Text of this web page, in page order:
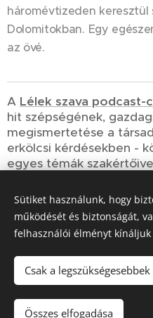
háromévtizeden
Dolomitokban. Egy
az övé.
A Lélek szava podcast-
hit szépségének,
megismertetése a
erkölcsi kérdésekben -
egyes témák
Share
© 2023-2026
| Minden
Sütiket használunk, hogy
működését és biztonságát,
felhasználói élményt kínáljuk
Csak a
Összes elfogadása